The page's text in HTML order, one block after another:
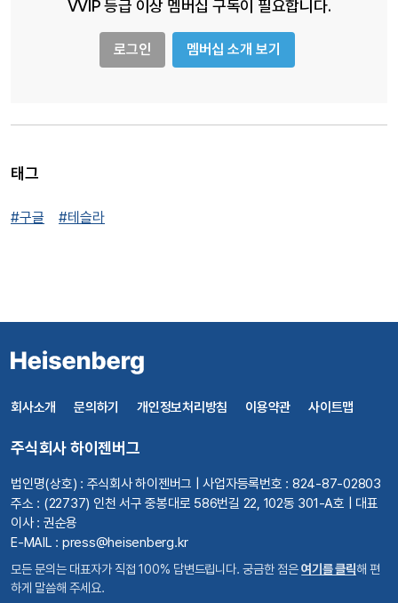
VVIP 등급 이상 멤버십 구독이 필요합니다.
로그인 멤버십 소개 보기
태그
#구글 #테슬라
회사소개 문의하기 개인정보처리방침 이용약관 사이트맵
주식회사 하이젠버그
법인명(상호) : 주식회사 하이젠버그 | 사업자등록번호 : 824-87-02803
주소 : (22737) 인천 서구 중봉대로 586번길 22, 102동 301-A호 | 대표
이사 : 권순용
E-MAIL : press@heisenberg.kr
모든 문의는 대표자가 직접 100% 답변드립니다. 궁금한 점은여기를 클릭해 편
하게 말씀해 주세요.